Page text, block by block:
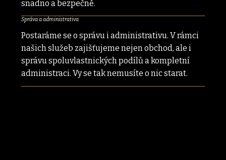
snadno a bezpečně.
Správa a administrativa
Postaráme se o správu i administrativu. V rámci
našich služeb zajišťujeme nejen obchod, ale i
správu spoluvlastnických podílů a kompletní
administraci. Vy se tak nemusíte o nic starat.